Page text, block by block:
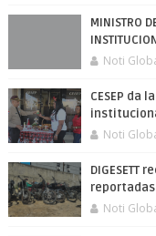
MINISTRO
Noti
CESEP da
Noti
Noti